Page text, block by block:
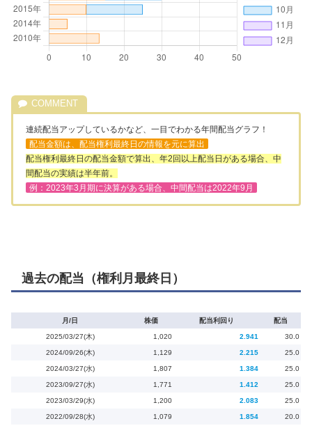
連続配当アップしているかなど、一目でわかる年間配当グラフ！
配当金額は、配当権利最終日の情報を元に算出
配当権利最終日の配当金額で算出、年2回以上配当日がある場合、中
間配当の実績は半年前。
例：2023年3月期に決算がある場合、中間配当は2022年9月
過去の配当（権利月最終日）
月/日 株価 配当利回り 配当
2025/03/27(木) 1,020 2.941 30.0
2024/09/26(木) 1,129 2.215 25.0
2024/03/27(水) 1,807 1.384 25.0
2023/09/27(水) 1,771 1.412 25.0
2023/03/29(水) 1,200 2.083 25.0
2022/09/28(水) 1,079 1.854 20.0